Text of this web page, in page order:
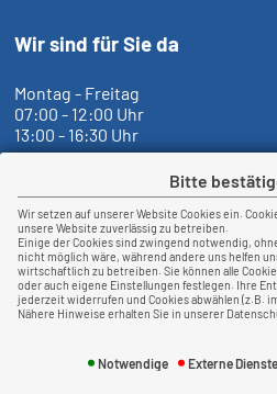
Bitte
Wir setzen auf unserer Website Cookies ein.
unsere Website zuverlässig zu betreiben.
Einige der Cookies sind zwingend notwendig,
nicht möglich wäre, während andere uns helfen
wirtschaftlich zu betreiben. Sie können alle
oder auch eigene Einstellungen festlegen. Ihre
jederzeit widerrufen und Cookies abwählen (z.B.
Nähere Hinweise erhalten Sie in unserer
Notwendige Externe Dienste
Wir sind für Sie da
Montag - Freitag
07:00 - 12:00 Uhr
13:00 - 16:30 Uhr
Newsticker